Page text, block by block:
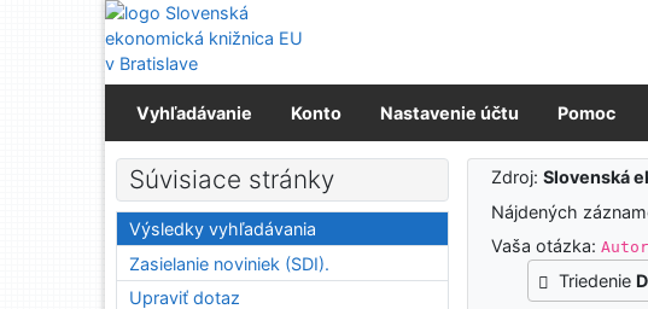
Prejsť na obsah
Prejsť na menu
Prehlásenie o webovej prístupnosti
Vyhľadávanie Konto Nastavenie účtu Pomoc
Zdroj:Slovenská
Nájdených
Vaša otázka:
Triedenie
Súvisiace stránky
Výsledky vyhľadávania
Zasielanie noviniek (SDI).
Upraviť dotaz